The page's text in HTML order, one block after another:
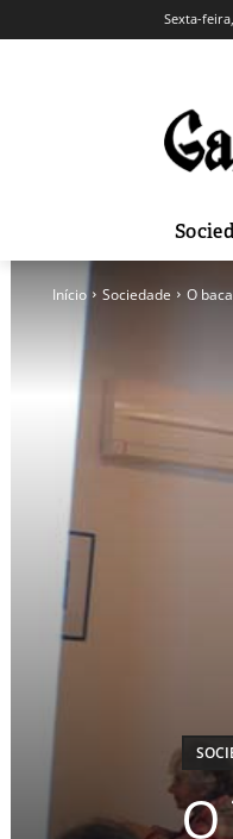
Sexta-
Início Sociedade O